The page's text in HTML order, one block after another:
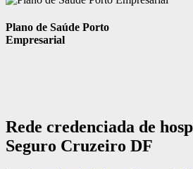
Plano de Saúde Porto
Empresarial
Rede credenciada de
Seguro Cruzeiro DF